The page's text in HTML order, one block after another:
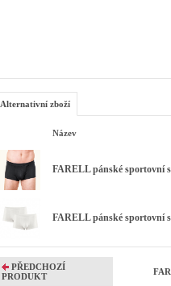
Alternativní zboží
Název
FARELL pánské sportovní
FARELL pánské sportovní
PŘEDCHOZÍ
PRODUKT